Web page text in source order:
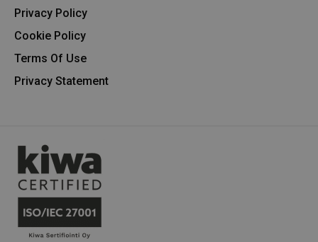
Privacy Policy
Cookie Policy
Terms Of Use
Privacy Statement